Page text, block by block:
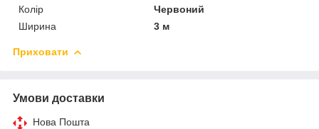
Колір
Червоний
Ширина
3 м
Приховати
Умови доставки
Нова Пошта